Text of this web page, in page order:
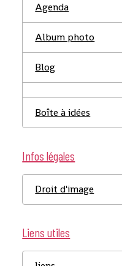
Agenda
Album photo
Blog
Boîte à idées
Infos légales
Droit d'image
Liens utiles